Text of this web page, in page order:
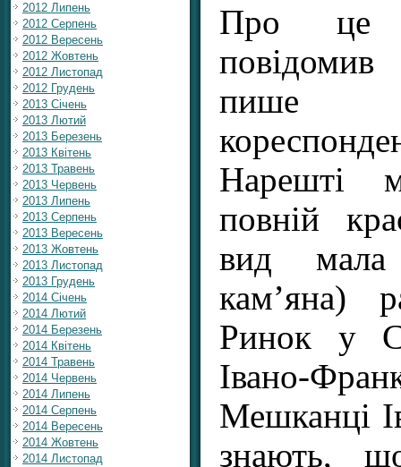
2012 Липень
2012 Серпень
2012 Вересень
2012 Жовтень
2012 Листопад
2012 Грудень
2013 Січень
2013 Лютий
2013 Березень
2013 Квітень
2013 Травень
2013 Червень
2013 Липень
2013 Серпень
2013 Вересень
2013 Жовтень
2013 Листопад
2013 Грудень
2014 Січень
2014 Лютий
2014 Березень
2014 Квітень
2014 Травень
2014 Червень
2014 Липень
2014 Серпень
2014 Вересень
2014 Жовтень
2014 Листопад
Про це
пише
Нарешті
повній
вид
кам’яна)
Ринок у
Івано-
Мешканці
знають,